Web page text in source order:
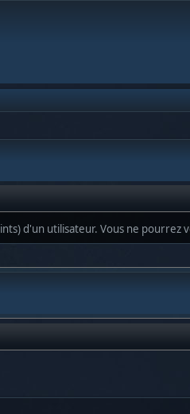
d'un utilisateur. Vous ne pourrez